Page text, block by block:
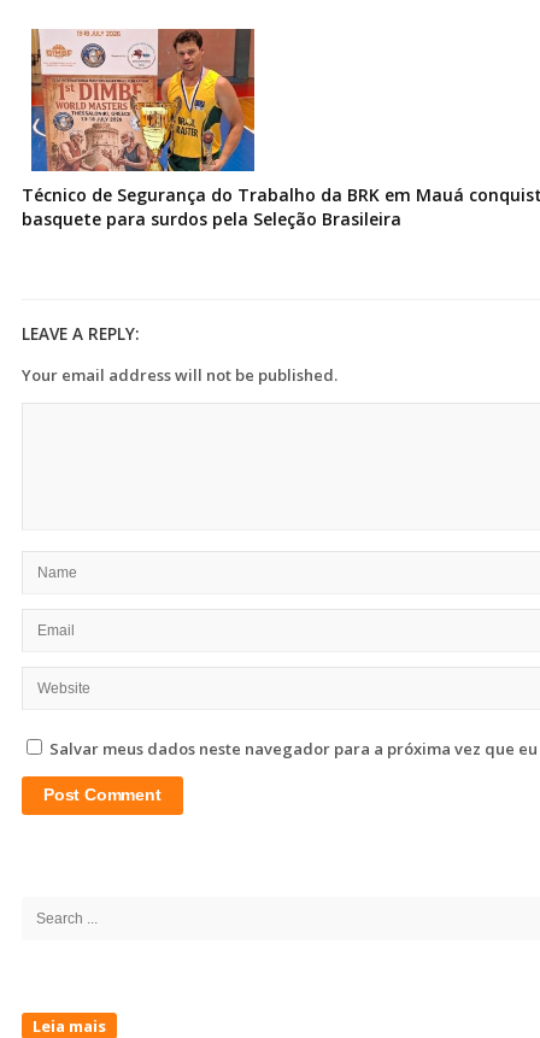
Técnico de Segurança do Trabalho da BRK em Mauá
basquete para surdos pela Seleção Brasileira
LEAVE A REPLY:
Your email address will not be published.
Salvar meus dados neste navegador para a próxima vez que
Search
Leia mais